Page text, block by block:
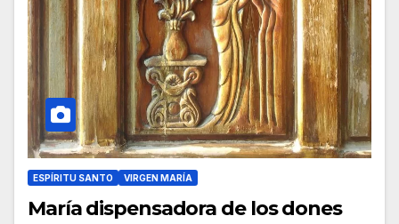
ESPÍRITU SANTO VIRGEN MARÍA
María dispensadora de los dones